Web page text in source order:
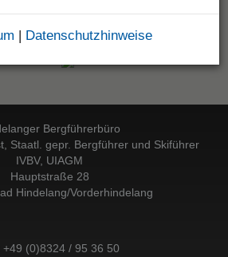
Bergführerbüro
Staatl. gepr. Bergführer und Skiführer
IVBV, UIAGM
Hauptstraße 28
Hindelang/Vorderhindelang
+49 (0)8324 / 95 36 50
| Datenschutzhinweise